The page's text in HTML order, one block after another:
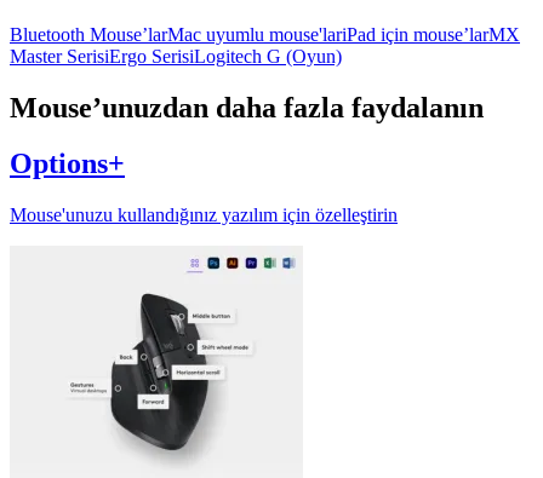
Bluetooth Mouse’larMac uyumlu mouse'lariPad için mouse’larMX
Master SerisiErgo SerisiLogitech G (Oyun)
Mouse’unuzdan daha fazla faydalanın
Options+
Mouse'unuzu kullandığınız yazılım için özelleştirin